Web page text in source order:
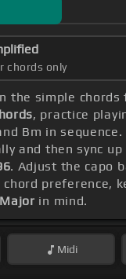
chords only
the simple chords
, practice
Bm in
and then sync
. Adjust the capo
chord preference,
in mind.
Midi